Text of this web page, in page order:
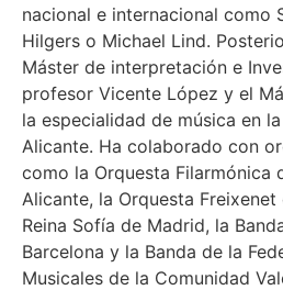
nacional e internacional como
Hilgers o Michael Lind.
Máster de interpretación e
profesor Vicente López y el
la especialidad de música en
Alicante. Ha colaborado con
como la Orquesta Filarmónica
Alicante, la Orquesta
Reina Sofía de Madrid, la
Barcelona y la Banda de la
Musicales de la Comunidad